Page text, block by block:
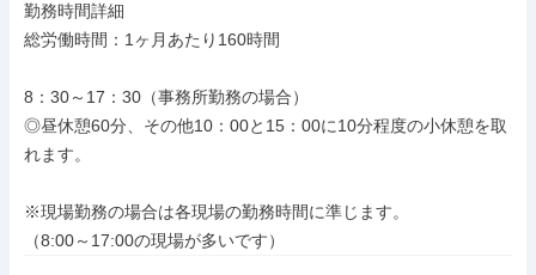
勤務時間詳細
総労働時間：1ヶ月あたり160時間
8：30～17：30（事務所勤務の場合）
◎昼休憩60分、その他10：00と15：00に10分程度の小休憩を取
れます。
※現場勤務の場合は各現場の勤務時間に準じます。
（8:00～17:00の現場が多いです）